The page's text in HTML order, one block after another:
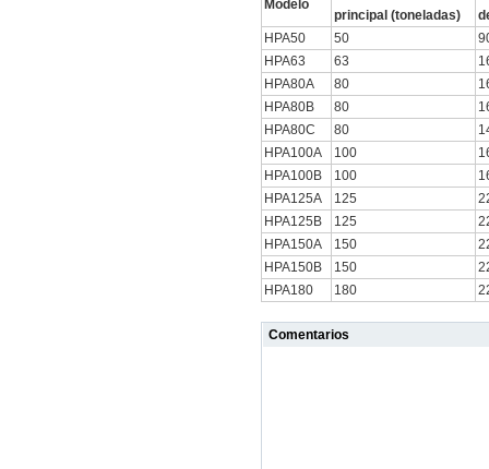
Modelo
principal (toneladas)
HPA50
50
HPA63
63
HPA80A
80
HPA80B
80
HPA80C
80
HPA100A
100
HPA100B
100
HPA125A
125
HPA125B
125
HPA150A
150
HPA150B
150
HPA180
180
Comentarios